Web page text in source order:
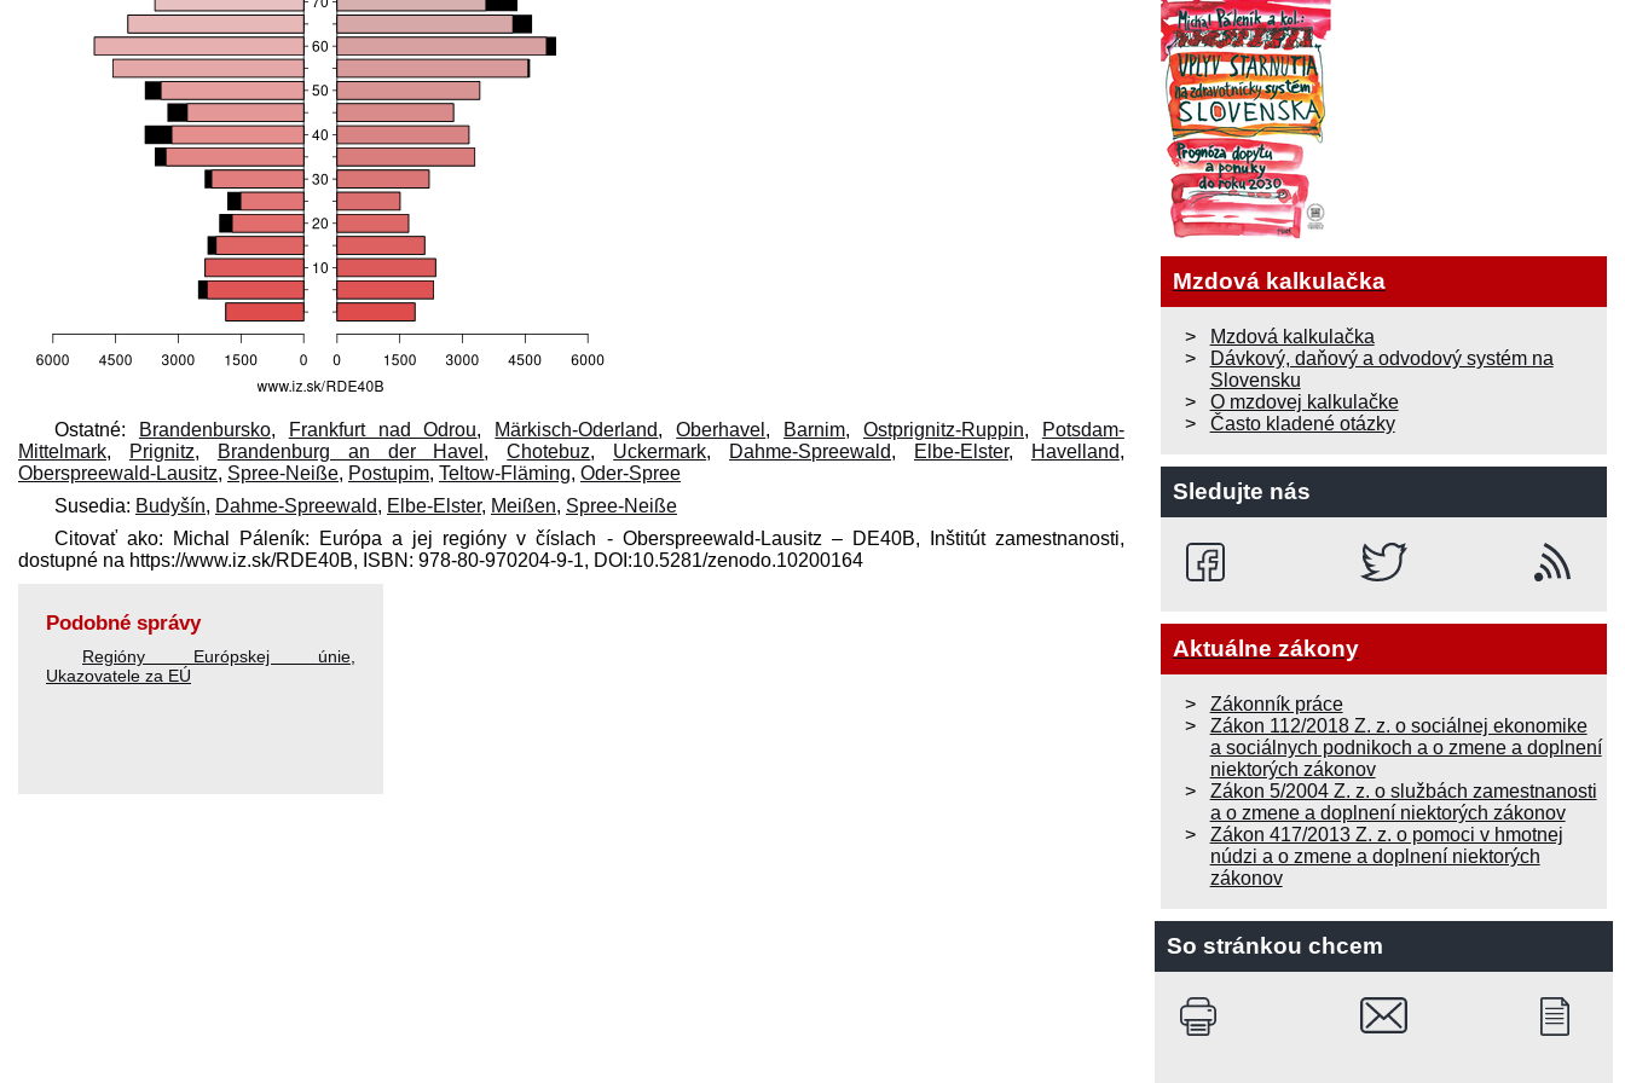
Ostatné: Brandenbursko, Frankfurt nad Odrou, Märkisch-Oderland,Oberhavel , Barnim, Ostprignitz-Ruppin,
Potsdam-
Mittelmark, Prignitz, Brandenburg an der Havel ,Chotebuz, Uckermark, Dahme-Spreewald, Elbe-Elster, Havelland,
Oberspreewald-Lausitz, Spree-Neiße, Postupim, Teltow-Fläming, Oder-Spree
Susedia: Budyšín, Dahme-Spreewald, Elbe-Elster, Meißen, Spree-Neiße
Citovať ako: Michal Páleník: Európa a jej regióny v číslach - Oberspreewald-Lausitz – DE40B, Inštitút zamestnanosti,
dostupné na https://www.iz.sk/​RDE40B, ISBN: 978-80-970204-9-1, DOI:10.5281/zenodo.10200164
Podobné správy
Regióny Európskej únie,
Ukazovatele za EÚ
Mzdová kalkulačka
Mzdová kalkulačka
Dávkový, daňový a odvodový systém na
Slovensku
O mzdovej kalkulačke
Často kladené otázky
Sledujte nás
Aktuálne zákony
Zákonník práce
Zákon 112/2018 Z. z. o sociálnej ekonomike
a sociálnych podnikoch a o zmene a doplnení
niektorých zákonov
Zákon 5/2004 Z. z. o službách zamestnanosti
a o zmene a doplnení niektorých zákonov
Zákon 417/2013 Z. z. o pomoci v hmotnej
núdzi a o zmene a doplnení niektorých
zákonov
So stránkou chcem